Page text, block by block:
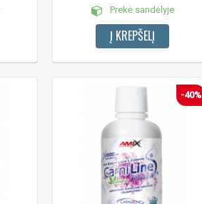
Prekė sandėlyje
Į KREPŠELĮ
-40%